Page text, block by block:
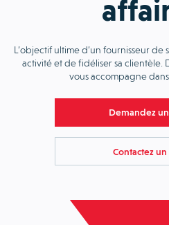
L’objectif ultime d’un fournisseur
activité et de fidéliser sa clientèle.
vous accompagne
Demandez
Contactez